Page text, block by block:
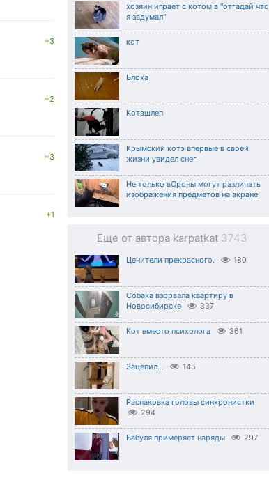
хозяин играет с котом в "отгадай что
я задумал"
кот
Блоха
Котэшлеп
Крымский котэ впервые в своей
жизни увидел снег
Не только вОроны могут различать
изображения предметов на экране
Еще от автора karpatkat 3743
Ценители прекрасного. 180
Собака взорвала квартиру в
Новосибирске
337
Кот вместо психолога 361
Зацепил... 145
Распаковка головы синхронистки
294
Бабуля примеряет наряды 297
+3
+2
+3
+1